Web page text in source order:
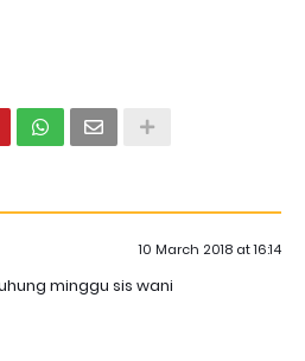
10 March 2018 at 16:14
minggu sis wani